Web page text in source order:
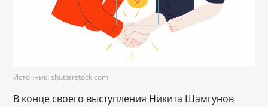
Источник: shutterstock.com
В конце своего выступления Никита Шамгунов